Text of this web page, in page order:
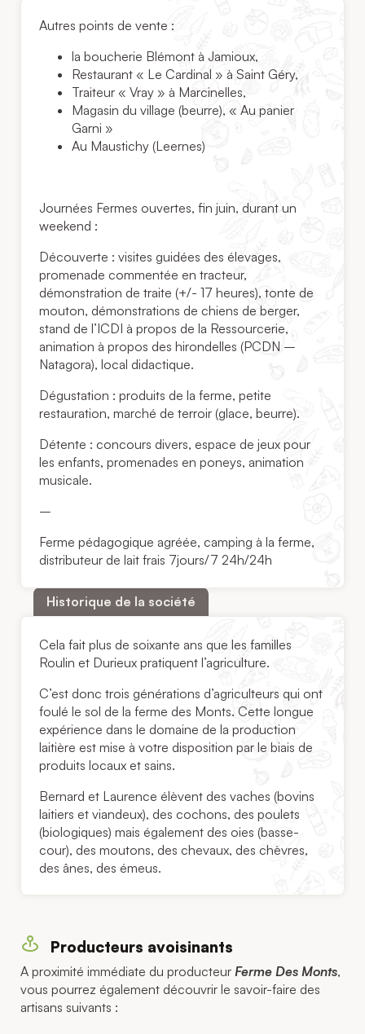
Autres points de vente :
la boucherie Blémont à Jamioux,
Restaurant « Le Cardinal » à Saint Géry,
Traiteur « Vray » à Marcinelles,
Magasin du village (beurre), « Au panier
Garni »
Au Maustichy (Leernes)
Journées Fermes ouvertes, fin juin, durant un
weekend :
Découverte : visites guidées des élevages,
promenade commentée en tracteur,
démonstration de traite (+/- 17 heures), tonte de
mouton, démonstrations de chiens de berger,
stand de l’ICDI à propos de la Ressourcerie,
animation à propos des hirondelles (PCDN –
Natagora), local didactique.
Dégustation : produits de la ferme, petite
restauration, marché de terroir (glace, beurre).
Détente : concours divers, espace de jeux pour
les enfants, promenades en poneys, animation
musicale.
–
Ferme pédagogique agréée, camping à la ferme,
distributeur de lait frais 7jours/7 24h/24h
Historique de la société
Cela fait plus de soixante ans que les familles
Roulin et Durieux pratiquent l’agriculture.
C’est donc trois générations d’agriculteurs qui ont
foulé le sol de la ferme des Monts. Cette longue
expérience dans le domaine de la production
laitière est mise à votre disposition par le biais de
produits locaux et sains.
Bernard et Laurence élèvent des vaches (bovins
laitiers et viandeux), des cochons, des poulets
(biologiques) mais également des oies (basse-
cour), des moutons, des chevaux, des chèvres,
des ânes, des émeus.
Producteurs avoisinants
A proximité immédiate du producteur Ferme Des Monts,
vous pourrez également découvrir le savoir-faire des
artisans suivants :